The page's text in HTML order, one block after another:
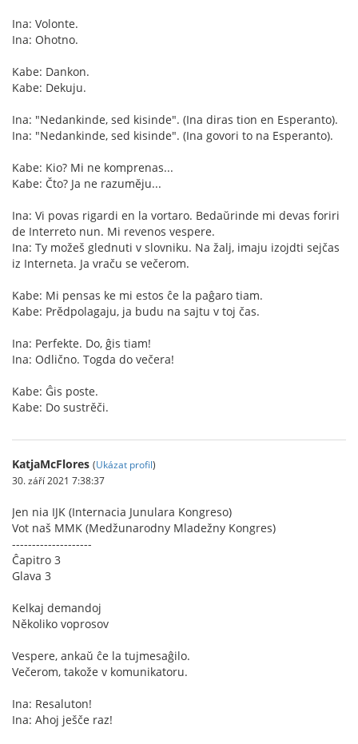
Ina: Volonte.
Ina: Ohotno.
Kabe: Dankon.
Kabe: Dekuju.
Ina: "Nedankinde, sed kisinde". (Ina diras tion en Esperanto).
Ina: "Nedankinde, sed kisinde". (Ina govori to na Esperanto).
Kabe: Kio? Mi ne komprenas...
Kabe: Čto? Ja ne razuměju...
Ina: Vi povas rigardi en la vortaro. Bedaŭrinde mi devas foriri
de Interreto nun. Mi revenos vespere.
Ina: Ty možeš glednuti v slovniku. Na žalj, imaju izojdti sejčas
iz Interneta. Ja vraču se večerom.
Kabe: Mi pensas ke mi estos ĉe la paĝaro tiam.
Kabe: Prědpolagaju, ja budu na sajtu v toj čas.
Ina: Perfekte. Do, ĝis tiam!
Ina: Odlično. Togda do večera!
Kabe: Ĝis poste.
Kabe: Do sustrěči.
KatjaMcFlores (Ukázat profil)
30. září 2021 7:38:37
Jen nia IJK (Internacia Junulara Kongreso)
Vot naš MMK (Medžunarodny Mladežny Kongres)
--------------------
Ĉapitro 3
Glava 3
Kelkaj demandoj
Několiko voprosov
Vespere, ankaŭ ĉe la tujmesaĝilo.
Večerom, takože v komunikatoru.
Ina: Resaluton!
Ina: Ahoj ješče raz!